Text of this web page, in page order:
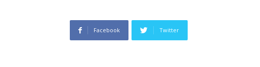
Facebook Twitter